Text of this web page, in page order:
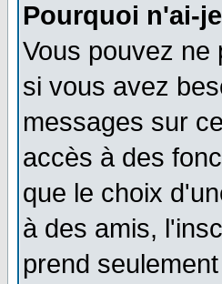
Pourquoi n'ai-
Vous pouvez ne
si vous avez
messages sur
accès à des
que le choix
à des amis,
prend